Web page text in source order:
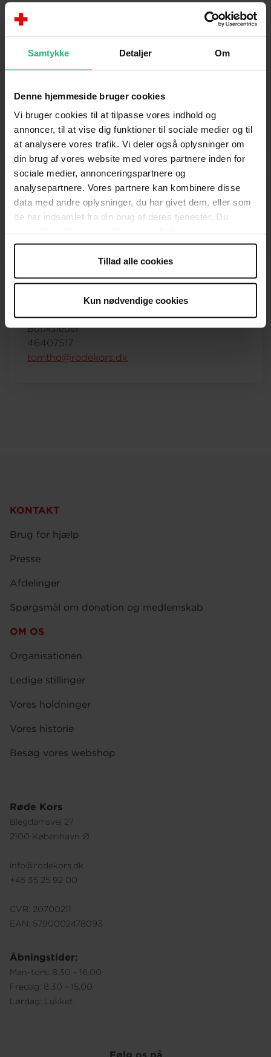
Samtykke Detaljer Om
Denne hjemmeside bruger cookies
Vi bruger cookies til at tilpasse vores indhold og
annoncer, til at vise dig funktioner til sociale medier og til
at analysere vores trafik. Vi deler også oplysninger om
din brug af vores website med vores partnere inden for
sociale medier, annonceringspartnere og
analysepartnere. Vores partnere kan kombinere disse
data med andre oplysninger, du har givet dem, eller som
de har indsamlet fra din brug af deres tjenester. Du
anvende vores hjemmeside.
Tillad alle cookies
Kun nødvendige cookies
tomtho@rodekors.dk
Kirsten Nielsen
Aktivitetsleder
kirnie@rodekors.dk
Mandefællesskab, Lejre
Henrik Leth
Aktivitetsleder
Genbrug, Lejre
Tom Egelund Thomsen
Butiksleder
46407517
tomtho@rodekors.dk
Røde Kors
Blegdamsvej 27
2100 København Ø
info@rodekors.dk
+45 35 25 92 00
CVR: 20700211
EAN: 5790002478093
Åbningstider:
Man-tors: 8.30 - 16.00
Fredag: 8.30 - 15.00
Lørdag: Lukket
KONTAKT
Brug for hjælp
Presse
Afdelinger
Spørgsmål om donation og medlemskab
OM OS
Organisationen
Ledige stillinger
Vores holdninger
Vores historie
Besøg vores webshop